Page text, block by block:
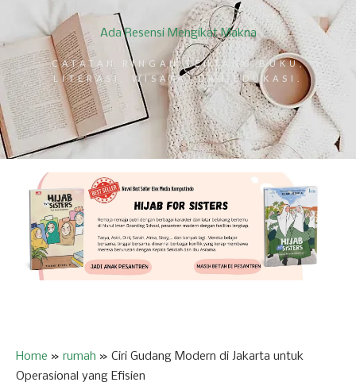
Ada Resensi Mengikat Makna
CATATAN RINGAN TENTANG BUKU,
LITERASI, WISATA, DAN EDUKASI.
Home » rumah » Ciri Gudang Modern di Jakarta untuk
Operasional yang Efisien